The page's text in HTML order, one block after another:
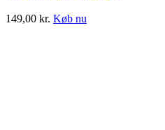
149,00 kr. Køb nu